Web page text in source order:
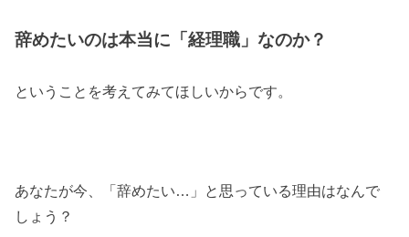
辞めたいのは本当に「経理職」なのか？
ということを考えてみてほしいからです。
あなたが今、「辞めたい…」と思っている理由はなんで
しょう？